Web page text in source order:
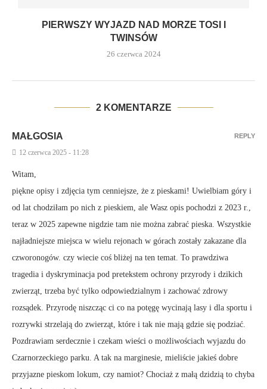
PIERWSZY WYJAZD NAD MORZE TOSI I
TWINSÓW
26 czerwca 2024
2 KOMENTARZE
MAŁGOSIA
12 czerwca 2025 - 11:28
Witam,
piękne opisy i zdjęcia tym cenniejsze, że z pieskami! Uwielbiam góry i
od lat chodziłam po nich z pieskiem, ale Wasz opis pochodzi z 2023 r.,
teraz w 2025 zapewne nigdzie tam nie można zabrać pieska. Wszystkie
najładniejsze miejsca w wielu rejonach w górach zostały zakazane dla
czworonogów. czy wiecie coś bliżej na ten temat. To prawdziwa
tragedia i dyskryminacja pod pretekstem ochrony przyrody i dzikich
zwierząt, trzeba być tylko odpowiedzialnym i zachować zdrowy
rozsądek. Przyrodę niszcząc ci co na potęgę wycinają lasy i dla sportu i
rozrywki strzelają do zwierząt, które i tak nie mają gdzie się podziać.
Pozdrawiam serdecznie i czekam wieści o możliwościach wyjazdu do
Czarnorzeckiego parku. A tak na marginesie, mieliście jakieś dobre
przyjazne pieskom lokum, czy namiot? Chociaż z małą dzidzią to chyba
REPLY